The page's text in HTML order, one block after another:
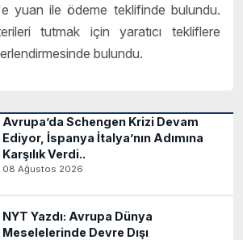
yuan ile ödeme teklifinde bulundu.
tutmak için yaratıcı tekliflere
bulundu.
Avrupa’da Schengen Krizi Devam
Ediyor, İspanya İtalya’nın Adımına
Karşılık Verdi..
08 Ağustos 2026
NYT Yazdı: Avrupa Dünya
Meselelerinde Devre Dışı